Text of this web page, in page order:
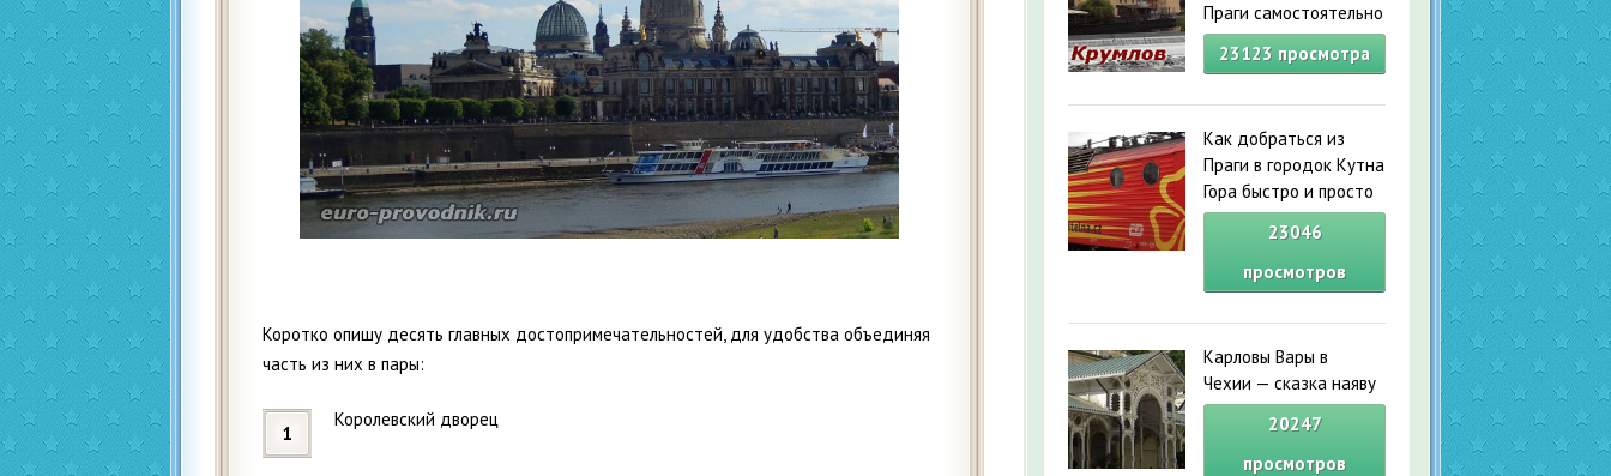
Коротко опишу десять главных достопримечательностей, для удобства объединяя
часть из них в пары:
Королевский дворец
Праги самостоятельно
23123 просмотра
Как добраться из
Праги в городок Кутна
Гора быстро и просто
23046
просмотров
Карловы Вары в
Чехии — сказка наяву
20247
просмотров